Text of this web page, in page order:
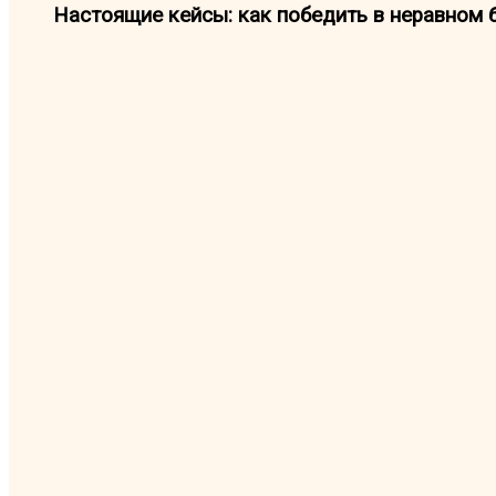
Настоящие кейсы: как победить в неравном